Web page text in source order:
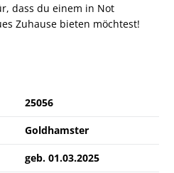
dass du einem in Not
Zuhause bieten möchtest!
25056
Goldhamster
geb. 01.03.2025